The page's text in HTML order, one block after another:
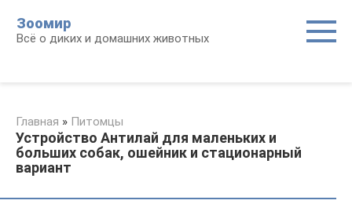
контенту
Зоомир
Всё о диких и домашних животных
Главная » Питомцы
Устройство Антилай для маленьких и
больших собак, ошейник и стационарный
вариант